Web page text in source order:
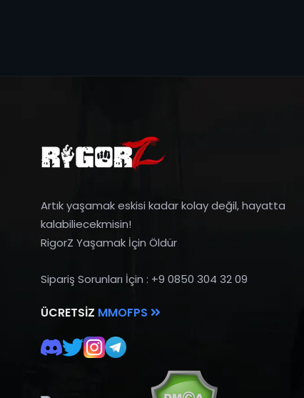
Artık yaşamak eskisi kadar kolay değil, hayatta
kalabiliecekmisin!
RigorZ Yaşamak İçin Öldür
Sipariş Sorunları İçin : +9 0850 304 32 09
ÜCRETSIZ MMOFPS